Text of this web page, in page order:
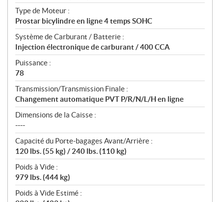
Type de Moteur :
Prostar bicylindre en ligne 4 temps SOHC
Système de Carburant / Batterie :
Injection électronique de carburant / 400 CCA
Puissance :
78
Transmission/Transmission Finale :
Changement automatique PVT P/R/N/L/H en ligne
Dimensions de la Caisse :
----
Capacité du Porte-bagages Avant/Arrière :
120 lbs. (55 kg) / 240 lbs. (110 kg)
Poids à Vide :
979 lbs. (444 kg)
Poids à Vide Estimé :